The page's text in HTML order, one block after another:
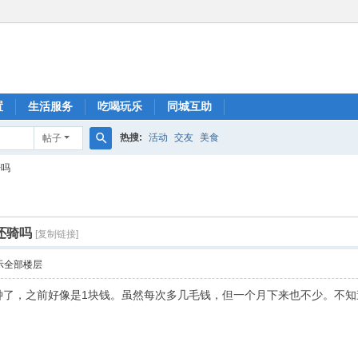
生活服务 吃喝玩乐 同城互助
帖子 热搜: 活动 交友 美食
骑吗 [复制链接]
全部楼层
，之前好像是1块钱。虽然每次多几毛钱，但一个月下来也不少。不